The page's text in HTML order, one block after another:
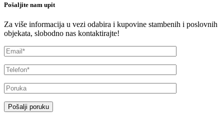
Pošaljite nam upit
Za više informacija u vezi odabira i kupovine stambenih i poslovnih
objekata, slobodno nas kontaktirajte!
Pošalji poruku